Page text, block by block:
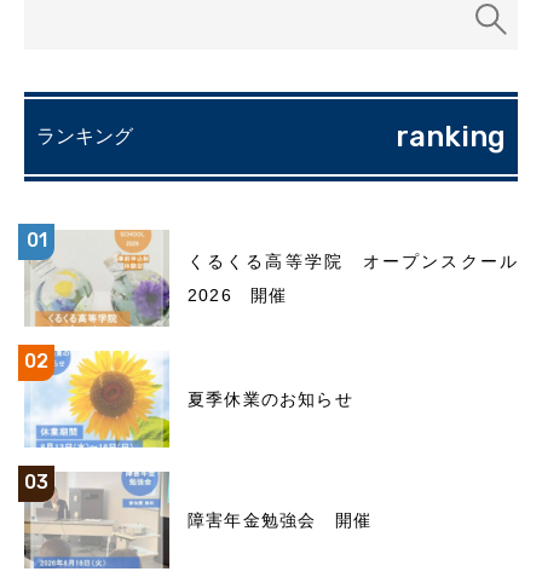
ランキング ranking
くるくる高等学院 オープンスクール
2026 開催
夏季休業のお知らせ
障害年金勉強会 開催